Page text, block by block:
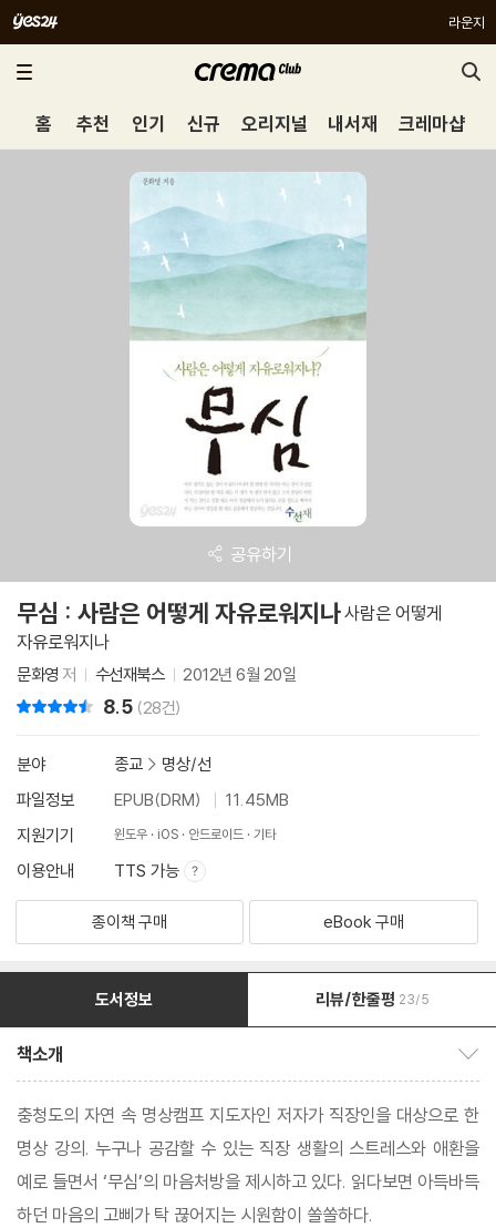
라운지
홈 추천 인기 신규 오리지널 내서재 크레마샵
공유하기
무심 : 사람은 어떻게 자유로워지나사람은 어떻게
자유로워지나
문화영 저 수선재북스 2012년 6월 20일
8.5 (28건)
분야 종교 > 명상/선
파일정보
EPUB(DRM)
11.45MB
지원기기
윈도우 iOS 안드로이드 기타
이용안내 TTS 가능
종이책 구매 eBook 구매
도서정보 리뷰/한줄평 23/5
책소개
충청도의 자연 속 명상캠프 지도자인 저자가 직장인을 대상으로 한
명상 강의. 누구나 공감할 수 있는 직장 생활의 스트레스와 애환을
예로 들면서 ‘무심’의 마음처방을 제시하고 있다. 읽다보면 아득바득
하던 마음의 고삐가 탁 끊어지는 시원함이 쏠쏠하다.